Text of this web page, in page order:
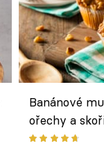
Banánové
ořechy a